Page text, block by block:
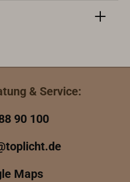
& Service:
90 100
Maps